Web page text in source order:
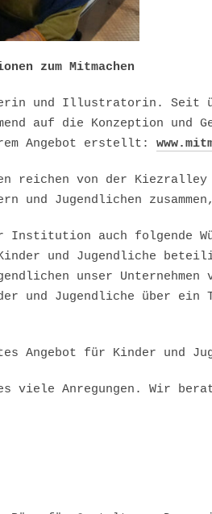
zum Mitmachen
und Illustratorin. Seit
auf die Konzeption
Angebot erstellt:
reichen von der
und Jugendlichen
auch folgende
und Jugendliche
unser
und Jugendliche über ein
Angebot für Kinder und
viele Anregungen. Wir